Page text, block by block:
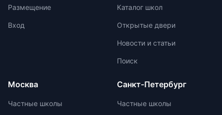
оценке помогают детям развивать
свои навыки и интересы.
начинается с национальных
соревнований, включая школьные,
тренировочные сборы,
интенсивные занятия, практикумы,
Размещение
Вход
Каталог школ
Открытые двери
Новости и статьи
Поиск
Москва
Частные школы
Санкт-Петербург
Частные школы